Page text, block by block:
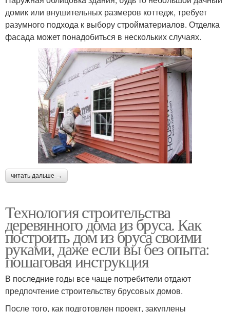
домик или внушительных размеров коттедж, требует
разумного подхода к выбору стройматериалов. Отделка
фасада может понадобиться в нескольких случаях.
читать дальше →
Технология строительства
деревянного дома из бруса. Как
построить дом из бруса своими
руками, даже если вы без опыта:
пошаговая инструкция
В последние годы все чаще потребители отдают
предпочтение строительству брусовых домов.
После того, как подготовлен проект, закуплены